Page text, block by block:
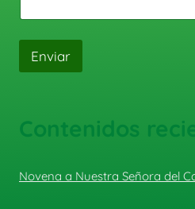
Enviar
Contenidos
Novena a Nuestra Señora del